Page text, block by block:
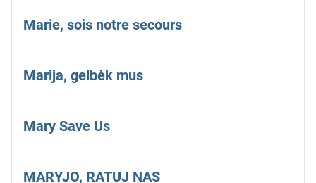
Marie, sois notre secours
Marija, gelbėk mus
Mary Save Us
MARYJO, RATUJ NAS